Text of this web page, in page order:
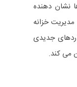
نشان دهنده
خزانه
جدیدی
می کند.